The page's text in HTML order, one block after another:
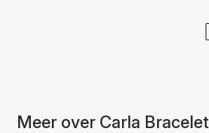
Meer over Carla Bracelet